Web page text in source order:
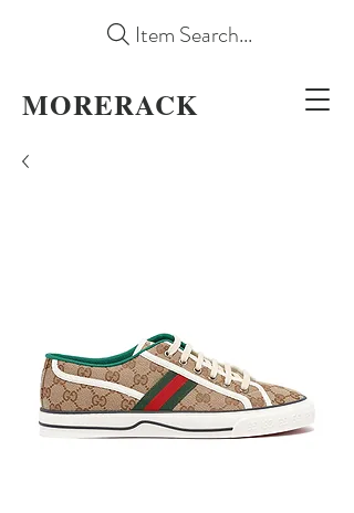
MORERACK
Item Search...